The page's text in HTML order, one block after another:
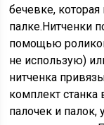
бечевке,
палке.Нитченки
помощью
не использую)
нитченка
комплект станка
палочек и